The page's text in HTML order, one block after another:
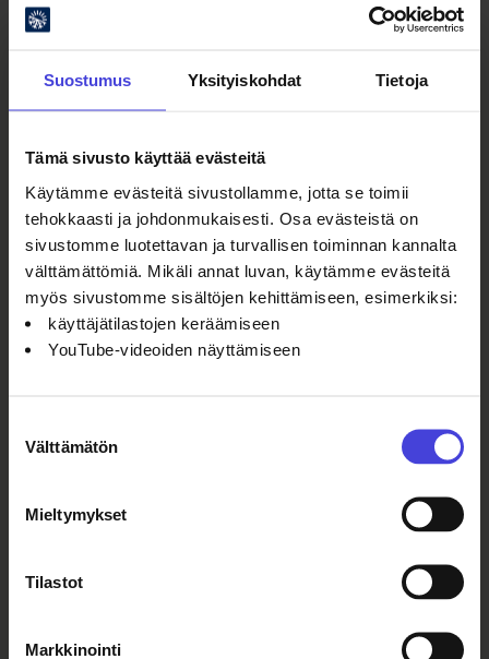
Suostumus Yksityiskohdat Tietoja
Tämä sivusto käyttää evästeitä
Käytämme evästeitä sivustollamme, jotta se toimii
tehokkaasti ja johdonmukaisesti. Osa evästeistä on
sivustomme luotettavan ja turvallisen toiminnan kannalta
välttämättömiä. Mikäli annat luvan, käytämme evästeitä
myös sivustomme sisältöjen kehittämiseen, esimerkiksi:
käyttäjätilastojen keräämiseen
YouTube-videoiden näyttämiseen
valinta
Välttämätön
Mieltymykset
Tilastot
Markkinointi
Oulun kulttuurisäätiö
Oulu2026 Info
Kauppurienkatu 10
Kauppakeskus Pekuri 2krs
info@oulu2026.eu
Ajankohtaista
Uutiset